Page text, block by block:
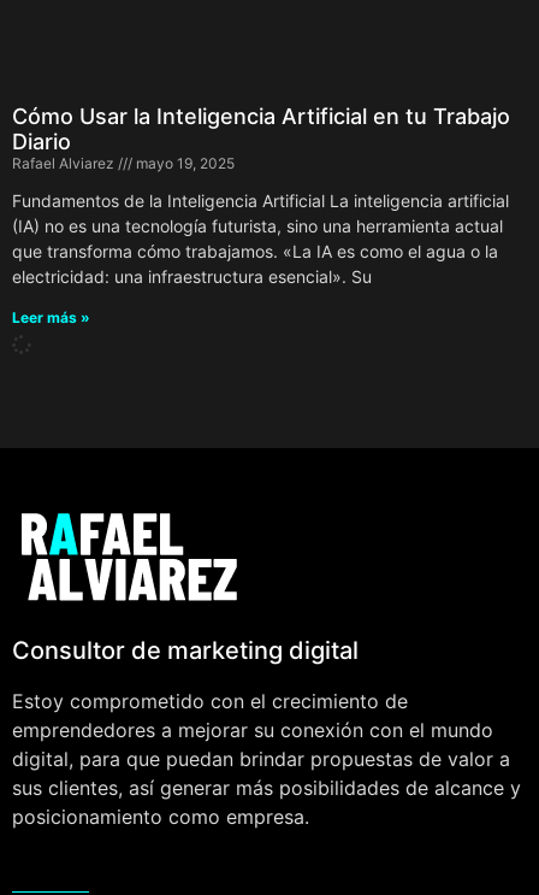
Cómo Usar la Inteligencia Artificial en tu Trabajo
Diario
Rafael Alviarez mayo 19, 2025
Fundamentos de la Inteligencia Artificial La inteligencia artificial
(IA) no es una tecnología futurista, sino una herramienta actual
que transforma cómo trabajamos. «La IA es como el agua o la
electricidad: una infraestructura esencial». Su
Leer más »
Consultor de marketing digital
Estoy comprometido con el crecimiento de
emprendedores a mejorar su conexión con el mundo
digital, para que puedan brindar propuestas de valor a
sus clientes, así generar más posibilidades de alcance y
posicionamiento como empresa.